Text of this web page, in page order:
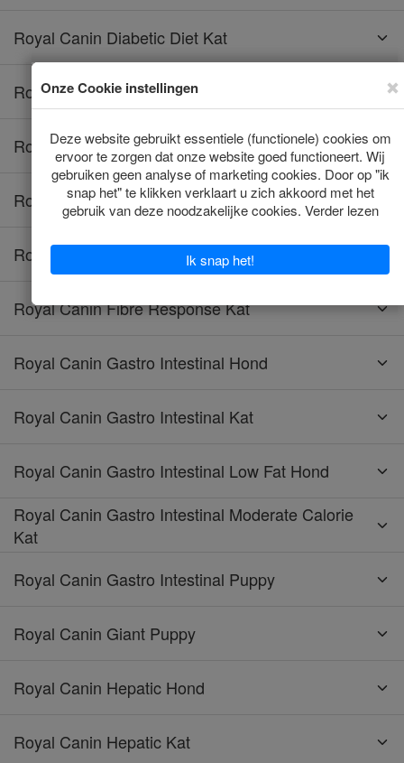
Royal Canin Diabetic Diet Kat
Royal Canin Diabetic Hond
Royal Canin Educ Hond
Royal Canin Energy Hond
Royal Canin Fibre Response Hond
Royal Canin Fibre Response Kat
Royal Canin Gastro Intestinal Hond
Royal Canin Gastro Intestinal Kat
Royal Canin Gastro Intestinal Low Fat Hond
Royal Canin Gastro Intestinal Moderate Calorie
Kat
Royal Canin Gastro Intestinal Puppy
Royal Canin Giant Puppy
Royal Canin Hepatic Hond
Royal Canin Hepatic Kat